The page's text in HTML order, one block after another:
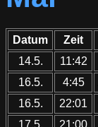
Datum
Zeit
14.5.
11:42
16.5.
4:45
16.5.
22:01
17.5.
21:00